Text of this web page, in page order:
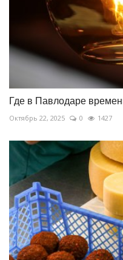
Где в Павлодаре
Октябрь 22, 2025 0 1427